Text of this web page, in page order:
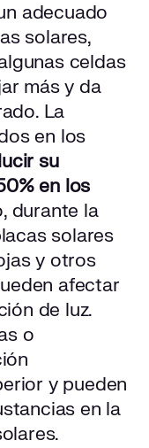
adecuado
solares,
celdas
más y da
La
en los
su
en los
durante la
solares
y otros
afectar
de luz.
o
y pueden
en la